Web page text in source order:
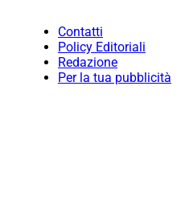
Contatti
Policy Editoriali
Redazione
Per la tua pubblicità